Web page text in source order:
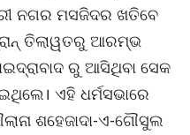
ନଗର ମସଜିଦର ଖତିବେ
ତିଲାୱତରୁ ଆରମ୍ଭ
ରୁ ଆସିଥିବା ସେକ
ଏହି ଧର୍ମସଭାରେ
ଶହେଜାଦା-ଏ-ଗୌସୁଲ